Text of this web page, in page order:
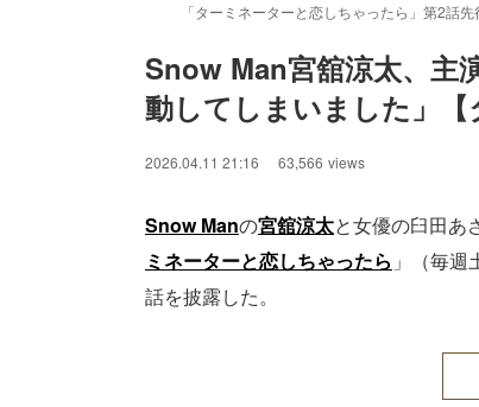
「ターミネーターと恋しちゃったら」第2話
Snow Man宮舘涼太、主
動してしまいました」【
2026.04.11 21:16 63,566 views
Snow Manの宮舘涼太と女優の臼田あ
ミネーターと恋しちゃったら 」（毎
話を披露した。